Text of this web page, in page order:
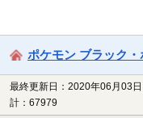
ポケモン ブラック
最終更新日：2020年06月03
計：67979